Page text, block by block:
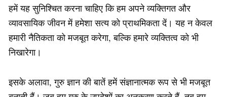
हमें यह सुनिश्चित करना चाहिए कि हम अपने व्यक्तिगत और
व्यावसायिक जीवन में हमेशा सत्य को प्राथमिकता दें। यह न केवल
हमारी नैतिकता को मजबूत करेगा, बल्कि हमारे व्यक्तित्व को भी
निखारेगा।
इसके अलावा, गुरु ज्ञान की बातें हमें संज्ञानात्मक रूप से भी मजबूत